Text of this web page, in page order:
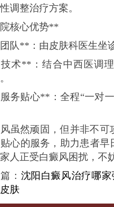
调整治疗方案。
核心优势**
队**：由皮肤科医生坐
术**：结合中西医调
务贴心**：全程“一对
虽然顽固，但并非不
心的服务，助力患者早
人正受白癜风困扰，不
： 沈阳白癜风治疗哪
肤